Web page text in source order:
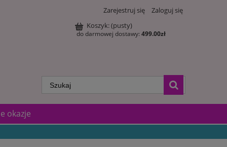
Zarejestruj się
Zaloguj się
Koszyk:(pusty)
do darmowej dostawy: 499.00zł
okazje